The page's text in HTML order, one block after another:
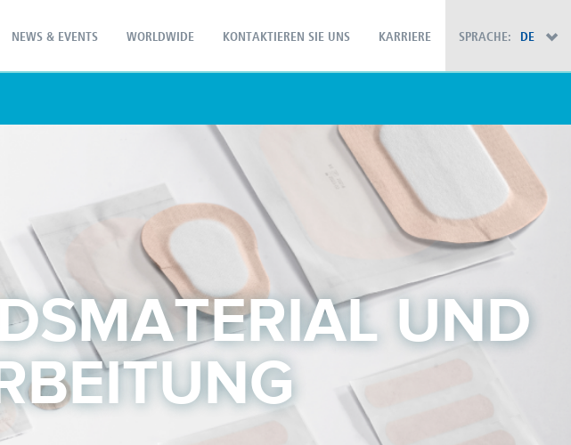
NEWS & EVENTS WORLDWIDE KONTAKTIEREN SIE UNS KARRIERE SPRACHE: DE
UND